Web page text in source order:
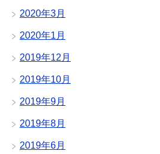
2020年3月
2020年1月
2019年12月
2019年10月
2019年9月
2019年8月
2019年6月